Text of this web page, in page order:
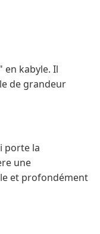
en kabyle. Il
de grandeur
porte la
une
et profondément